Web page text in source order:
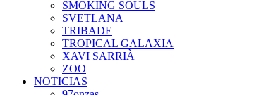
SMOKING SOULS
SVETLANA
TRIBADE
TROPICAL GALAXIA
XAVI SARRIÀ
ZOO
NOTICIAS